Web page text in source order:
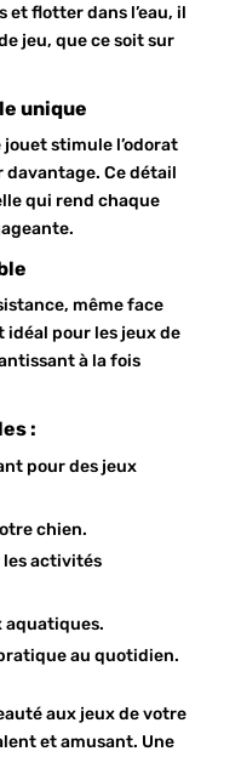
et flotter dans l’eau, il
jeu, que ce soit sur
unique
stimule l’odorat
Ce détail
qui rend chaque
même face
idéal pour les jeux de
à la fois
:
pour des jeux
chien.
activités
aquatiques.
au quotidien.
aux jeux de votre
et amusant. Une